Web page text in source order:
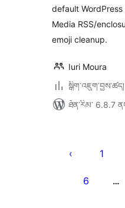
default
Media RSS/
emoji cleanup.
Iuri Moura
ཐོན་རིམ་ 6.8.7
pagination
1
6 …